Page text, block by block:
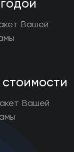
Вашей
Вашей